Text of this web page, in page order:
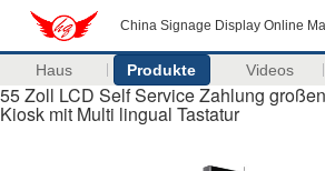
China Signage Display Online
Haus Produkte Videos
55 Zoll LCD Self Service Zahlung
Kiosk mit Multi lingual Tastatur